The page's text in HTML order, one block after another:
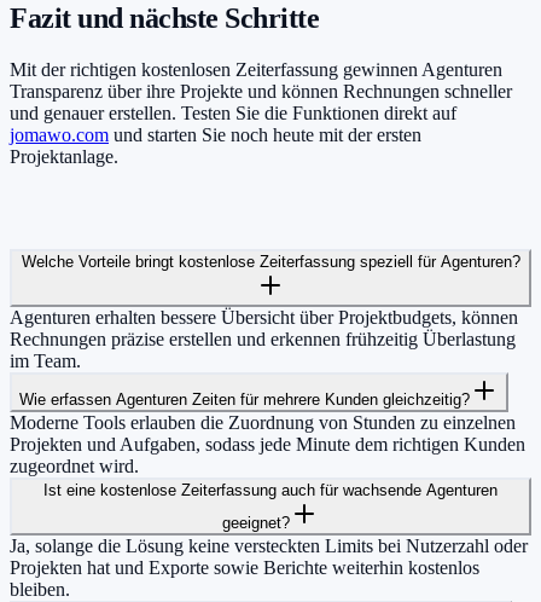
Fazit und nächste Schritte
Mit der richtigen kostenlosen Zeiterfassung gewinnen Agenturen
Transparenz über ihre Projekte und können Rechnungen schneller
und genauer erstellen. Testen Sie die Funktionen direkt auf
jomawo.com und starten Sie noch heute mit der ersten
Projektanlage.
Welche Vorteile bringt kostenlose Zeiterfassung speziell für Agenturen?
Agenturen erhalten bessere Übersicht über Projektbudgets, können
Rechnungen präzise erstellen und erkennen frühzeitig Überlastung
im Team.
Wie erfassen Agenturen Zeiten für mehrere Kunden gleichzeitig?
Moderne Tools erlauben die Zuordnung von Stunden zu einzelnen
Projekten und Aufgaben, sodass jede Minute dem richtigen Kunden
zugeordnet wird.
Ist eine kostenlose Zeiterfassung auch für wachsende Agenturen
geeignet?
Ja, solange die Lösung keine versteckten Limits bei Nutzerzahl oder
Projekten hat und Exporte sowie Berichte weiterhin kostenlos
bleiben.